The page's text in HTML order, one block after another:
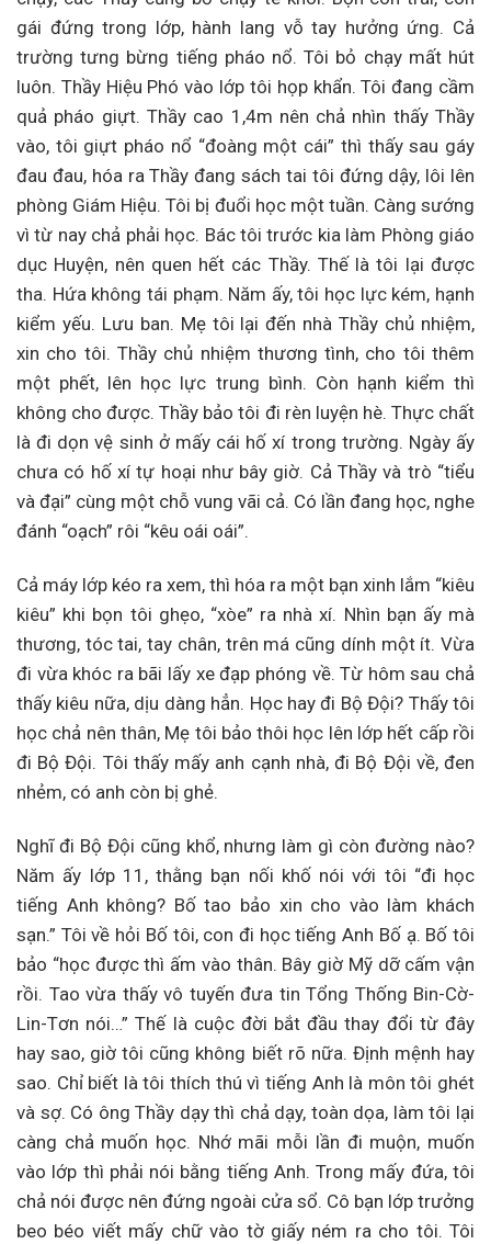
gái đứng trong lớp, hành lang vỗ tay hưởng ứng. Cả
trường tưng bừng tiếng pháo nổ. Tôi bỏ chạy mất hút
luôn. Thầy Hiệu Phó vào lớp tôi họp khẩn. Tôi đang cầm
quả pháo giựt. Thầy cao 1,4m nên chả nhìn thấy Thầy
vào, tôi giựt pháo nổ “đoàng một cái” thì thấy sau gáy
đau đau, hóa ra Thầy đang sách tai tôi đứng dậy, lôi lên
phòng Giám Hiệu. Tôi bị đuổi học một tuần. Càng sướng
vì từ nay chả phải học. Bác tôi trước kia làm Phòng giáo
dục Huyện, nên quen hết các Thầy. Thế là tôi lại được
tha. Hứa không tái phạm. Năm ấy, tôi học lực kém, hạnh
kiểm yếu. Lưu ban. Mẹ tôi lại đến nhà Thầy chủ nhiệm,
xin cho tôi. Thầy chủ nhiệm thương tình, cho tôi thêm
một phết, lên học lực trung bình. Còn hạnh kiểm thì
không cho được. Thầy bảo tôi đi rèn luyện hè. Thực chất
là đi dọn vệ sinh ở mấy cái hố xí trong trường. Ngày ấy
chưa có hố xí tự hoại như bây giờ. Cả Thầy và trò “tiểu
và đại” cùng một chỗ vung vãi cả. Có lần đang học, nghe
đánh “oạch” rôi “kêu oái oái”.
Cả máy lớp kéo ra xem, thì hóa ra một bạn xinh lắm “kiêu
kiêu” khi bọn tôi ghẹo, “xòe” ra nhà xí. Nhìn bạn ấy mà
thương, tóc tai, tay chân, trên má cũng dính một ít. Vừa
đi vừa khóc ra bãi lấy xe đạp phóng về. Từ hôm sau chả
thấy kiêu nữa, dịu dàng hẳn. Học hay đi Bộ Đội? Thấy tôi
học chả nên thân, Mẹ tôi bảo thôi học lên lớp hết cấp rồi
đi Bộ Đội. Tôi thấy mấy anh cạnh nhà, đi Bộ Đội về, đen
nhẻm, có anh còn bị ghẻ.
Nghĩ đi Bộ Đội cũng khổ, nhưng làm gì còn đường nào?
Năm ấy lớp 11, thằng bạn nối khố nói với tôi “đi học
tiếng Anh không? Bố tao bảo xin cho vào làm khách
sạn.” Tôi về hỏi Bố tôi, con đi học tiếng Anh Bố ạ. Bố tôi
bảo “học được thì ấm vào thân. Bây giờ Mỹ dỡ cấm vận
rồi. Tao vừa thấy vô tuyến đưa tin Tổng Thống Bin-Cờ-
Lin-Tơn nói…” Thế là cuộc đời bắt đầu thay đổi từ đây
hay sao, giờ tôi cũng không biết rõ nữa. Định mệnh hay
sao. Chỉ biết là tôi thích thú vì tiếng Anh là môn tôi ghét
và sợ. Có ông Thầy dạy thì chả dạy, toàn dọa, làm tôi lại
càng chả muốn học. Nhớ mãi mỗi lần đi muộn, muốn
vào lớp thì phải nói bằng tiếng Anh. Trong mấy đứa, tôi
chả nói được nên đứng ngoài cửa sổ. Cô bạn lớp trưởng
beo béo viết mấy chữ vào tờ giấy ném ra cho tôi. Tôi